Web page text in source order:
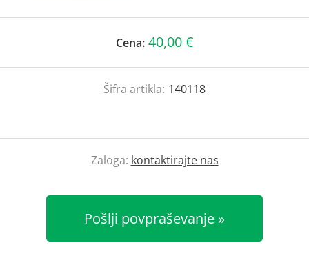
Cena: 40,00 €
Šifra artikla: 140118
Zaloga: kontaktirajte nas
Pošlji povpraševanje